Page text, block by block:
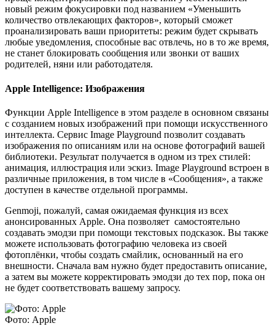
новый режим фокусировки под названием «Уменьшить
количество отвлекающих факторов», который сможет
проанализировать ваши приоритеты: режим будет скрывать
любые уведомления, способные вас отвлечь, но в то же время,
не станет блокировать сообщения или звонки от ваших
родителей, няни или работодателя.
Apple Intelligence: Изображения
Функции Apple Intelligence в этом разделе в основном связаны
с созданием новых изображений при помощи искусственного
интеллекта. Сервис Image Playground позволит создавать
изображения по описаниям или на основе фотографий вашей
библиотеки. Результат получается в одном из трех стилей:
анимация, иллюстрация или эскиз. Image Playground встроен в
различные приложения, в том числе в «Сообщения», а также
доступен в качестве отдельной программы.
Genmoji, пожалуй, самая ожидаемая функция из всех
анонсированных Apple. Она позволяет самостоятельно
создавать эмодзи при помощи текстовых подсказок. Вы также
можете использовать фотографию человека из своей
фотоплёнки, чтобы создать смайлик, основанный на его
внешности. Сначала вам нужно будет предоставить описание,
а затем вы можете корректировать эмодзи до тех пор, пока он
не будет соответствовать вашему запросу.
Фото: Apple